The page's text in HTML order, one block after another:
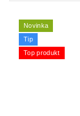
Novinka
Tip
Top produkt